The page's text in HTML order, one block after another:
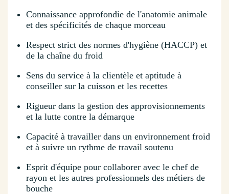
Connaissance approfondie de l'anatomie animale
et des spécificités de chaque morceau
Respect strict des normes d'hygiène (HACCP) et
de la chaîne du froid
Sens du service à la clientèle et aptitude à
conseiller sur la cuisson et les recettes
Rigueur dans la gestion des approvisionnements
et la lutte contre la démarque
Capacité à travailler dans un environnement froid
et à suivre un rythme de travail soutenu
Esprit d'équipe pour collaborer avec le chef de
rayon et les autres professionnels des métiers de
bouche